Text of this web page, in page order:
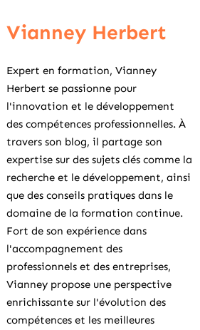
Vianney Herbert
Expert en formation, Vianney
Herbert se passionne pour
l'innovation et le développement
des compétences professionnelles. À
travers son blog, il partage son
expertise sur des sujets clés comme la
recherche et le développement, ainsi
que des conseils pratiques dans le
domaine de la formation continue.
Fort de son expérience dans
l'accompagnement des
professionnels et des entreprises,
Vianney propose une perspective
enrichissante sur l'évolution des
compétences et les meilleures